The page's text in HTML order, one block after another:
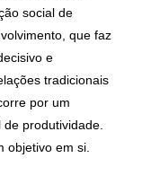
social de
que faz
e
tradicionais
por um
produtividade.
objetivo em si.